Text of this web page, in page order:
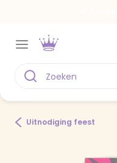
Uitnodiging feest